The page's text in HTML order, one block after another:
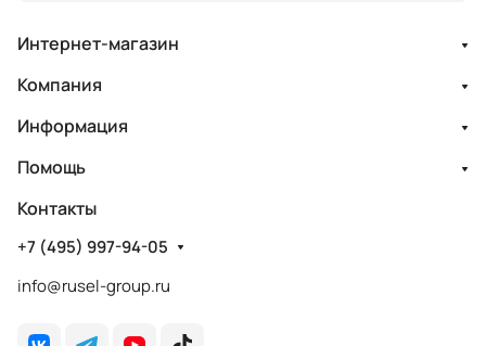
Интернет-магазин
Компания
Информация
Помощь
Контакты
+7 (495) 997-94-05
info@rusel-group.ru